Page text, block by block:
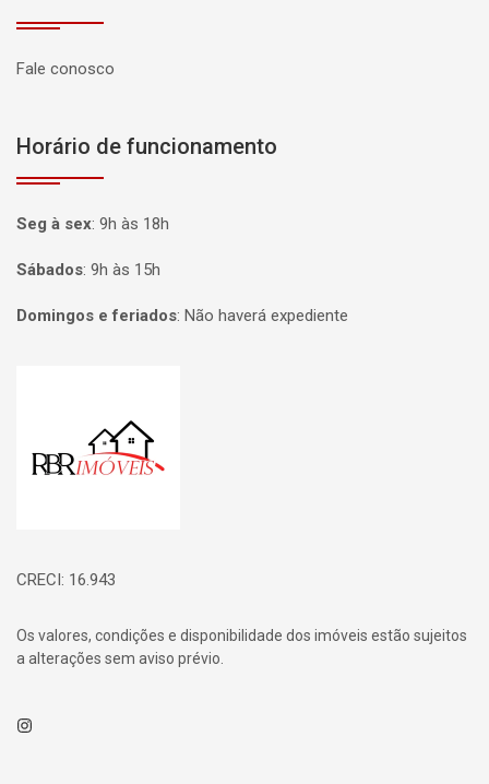
Fale conosco
Horário de funcionamento
Seg à sex: 9h às 18h
Sábados: 9h às 15h
Domingos e feriados: Não haverá expediente
CRECI: 16.943
Os valores, condições e disponibilidade dos imóveis estão sujeitos
a alterações sem aviso prévio.
Instagram